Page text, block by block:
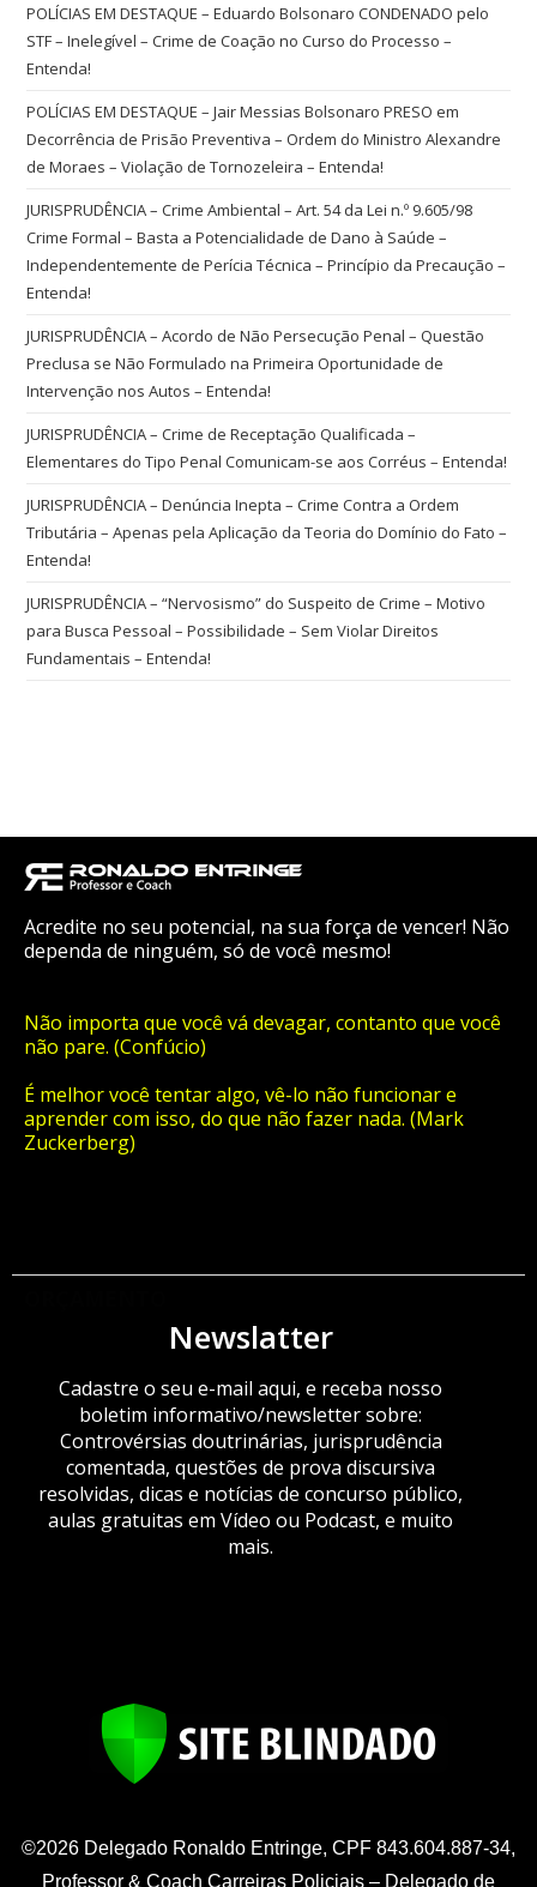
POLÍCIAS EM DESTAQUE – Eduardo Bolsonaro CONDENADO pelo
STF – Inelegível – Crime de Coação no Curso do Processo –
Entenda!
POLÍCIAS EM DESTAQUE – Jair Messias Bolsonaro PRESO em
Decorrência de Prisão Preventiva – Ordem do Ministro Alexandre
de Moraes – Violação de Tornozeleira – Entenda!
JURISPRUDÊNCIA – Crime Ambiental – Art. 54 da Lei n.º 9.605/98
Crime Formal – Basta a Potencialidade de Dano à Saúde –
Independentemente de Perícia Técnica – Princípio da Precaução –
Entenda!
JURISPRUDÊNCIA – Acordo de Não Persecução Penal – Questão
Preclusa se Não Formulado na Primeira Oportunidade de
Intervenção nos Autos – Entenda!
JURISPRUDÊNCIA – Crime de Receptação Qualificada –
Elementares do Tipo Penal Comunicam-se aos Corréus – Entenda!
JURISPRUDÊNCIA – Denúncia Inepta – Crime Contra a Ordem
Tributária – Apenas pela Aplicação da Teoria do Domínio do Fato –
Entenda!
JURISPRUDÊNCIA – “Nervosismo” do Suspeito de Crime – Motivo
para Busca Pessoal – Possibilidade – Sem Violar Direitos
Fundamentais – Entenda!
Acredite no seu potencial, na sua força de vencer! Não
dependa de ninguém, só de você mesmo!
Não importa que você vá devagar, contanto que você
não pare. (Confúcio)
É melhor você tentar algo, vê-lo não funcionar e
aprender com isso, do que não fazer nada. (Mark
Zuckerberg)
Newslatter
Cadastre o seu e-mail aqui, e receba nosso
boletim informativo/newsletter sobre:
Controvérsias doutrinárias, jurisprudência
comentada, questões de prova discursiva
resolvidas, dicas e notícias de concurso público,
aulas gratuitas em Vídeo ou Podcast, e muito
mais.
©2026 Delegado Ronaldo Entringe, CPF 843.604.887-34,
Professor & Coach Carreiras Policiais – Delegado de